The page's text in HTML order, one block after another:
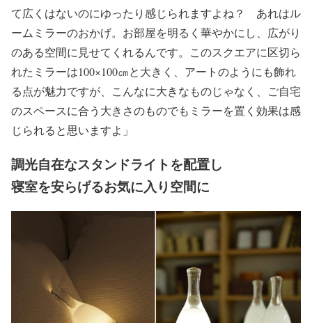
て広くはないのにゆったり感じられますよね？ あれはル
ームミラーのおかげ。お部屋を明るく華やかにし、広がり
のある空間に見せてくれるんです。このスクエアに区切ら
れたミラーは100×100㎝と大きく、アートのようにも飾れ
る点が魅力ですが、こんなに大きなものじゃなく、ご自宅
のスペースに合う大きさのものでもミラーを置く効果は感
じられると思いますよ」
調光自在なスタンドライトを配置し
寝室を安らげるお気に入り空間に